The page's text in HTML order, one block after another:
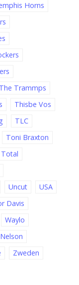
Horns
The Trammps
Thisbe Vos
TLC
Toni Braxton
Total
Uncut
USA
Davis
Waylo
Zweden